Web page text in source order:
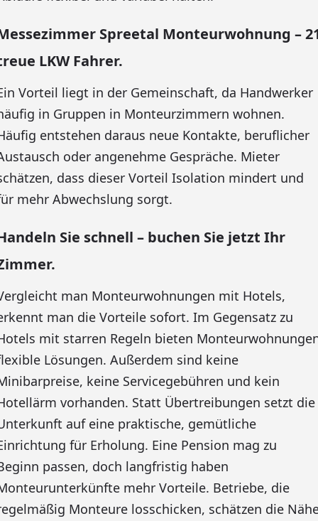
Spreetal Monteurwohnung –
LKW Fahrer.
Vorteil liegt in der Gemeinschaft, da Handwerker
in Gruppen in Monteurzimmern wohnen.
entstehen daraus neue Kontakte, beruflicher
oder angenehme Gespräche. Mieter
dass dieser Vorteil Isolation mindert und
mehr Abwechslung sorgt.
Sie schnell – buchen Sie jetzt Ihr
man Monteurwohnungen mit Hotels,
man die Vorteile sofort. Im Gegensatz zu
mit starren Regeln bieten
Lösungen. Außerdem sind keine
keine Servicegebühren und kein
vorhanden. Statt Übertreibungen setzt die
auf eine praktische, gemütliche
für Erholung. Eine Pension mag zu
passen, doch langfristig haben
mehr Vorteile. Betriebe, die
Monteure losschicken, schätzen die